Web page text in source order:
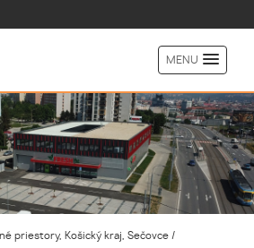
MENU
priestory, Košický kraj, Sečovce /